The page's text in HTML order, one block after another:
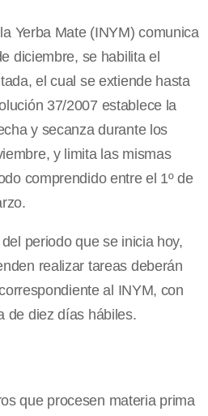
Yerba Mate (INYM) comunica
diciembre, se habilita el
el cual se extiende hasta
37/2007 establece la
y secanza durante los
y limita las mismas
comprendido entre el 1º de
periodo que se inicia hoy,
realizar tareas deberán
al INYM, con
de diez días hábiles.
que procesen materia prima